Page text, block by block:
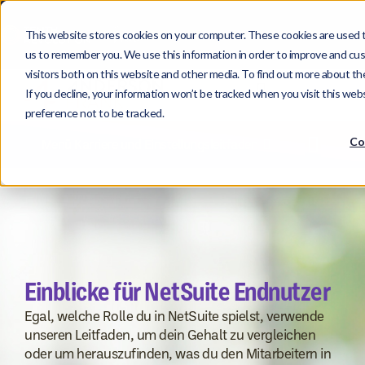
This website stores cookies on your computer. These cookies are
us to remember you. We use this information in order to improve and
visitors both on this website and other media. To find out more about
If you decline, your information won’t be tracked when you visit this
preference not to be tracked.
Einblicke für NetSuite Endnutzer
Egal, welche Rolle du in NetSuite spielst, verwende
unseren Leitfaden, um dein Gehalt zu vergleichen
oder um herauszufinden, was du den Mitarbeitern in